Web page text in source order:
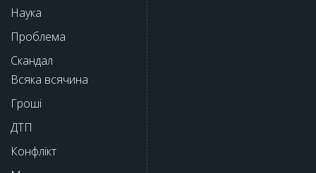
Наука
Проблема
Скандал
Всяка всячина
Гроші
ДТП
Конфлікт